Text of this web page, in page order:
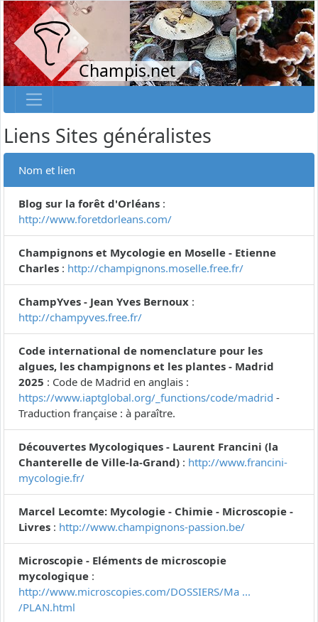
Champis.net
Liens Sites généralistes
Nom et lien
Blog sur la forêt d'Orléans :
http://www.foretdorleans.com/
Champignons et Mycologie en Moselle - Etienne
Charles : http://champignons.moselle.free.fr/
ChampYves - Jean Yves Bernoux :
http://champyves.free.fr/
Code international de nomenclature pour les
algues, les champignons et les plantes - Madrid
2025 : Code de Madrid en anglais :
https://www.iaptglobal.org/_functions/code/madrid -
Traduction française : à paraître.
Découvertes Mycologiques - Laurent Francini (la
Chanterelle de Ville-la-Grand) : http://www.francini-
mycologie.fr/
Marcel Lecomte: Mycologie - Chimie - Microscopie -
Livres : http://www.champignons-passion.be/
Microscopie - Eléments de microscopie
mycologique :
http://www.microscopies.com/DOSSIERS/Ma ...
/PLAN.html